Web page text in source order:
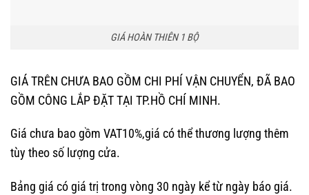
GIÁ HOÀN THIÊN 1 BỘ
GIÁ TRÊN CHƯA BAO GỒM CHI PHÍ VẬN CHUYỂN, ĐÃ BAO
GỒM CÔNG LẮP ĐẶT TẠI TP.HỒ CHÍ MINH.
Giá chưa bao gồm VAT10%,giá có thể thương lượng thêm
tùy theo số lượng cửa.
Bảng giá có giá trị trong vòng 30 ngày kể từ ngày báo giá.